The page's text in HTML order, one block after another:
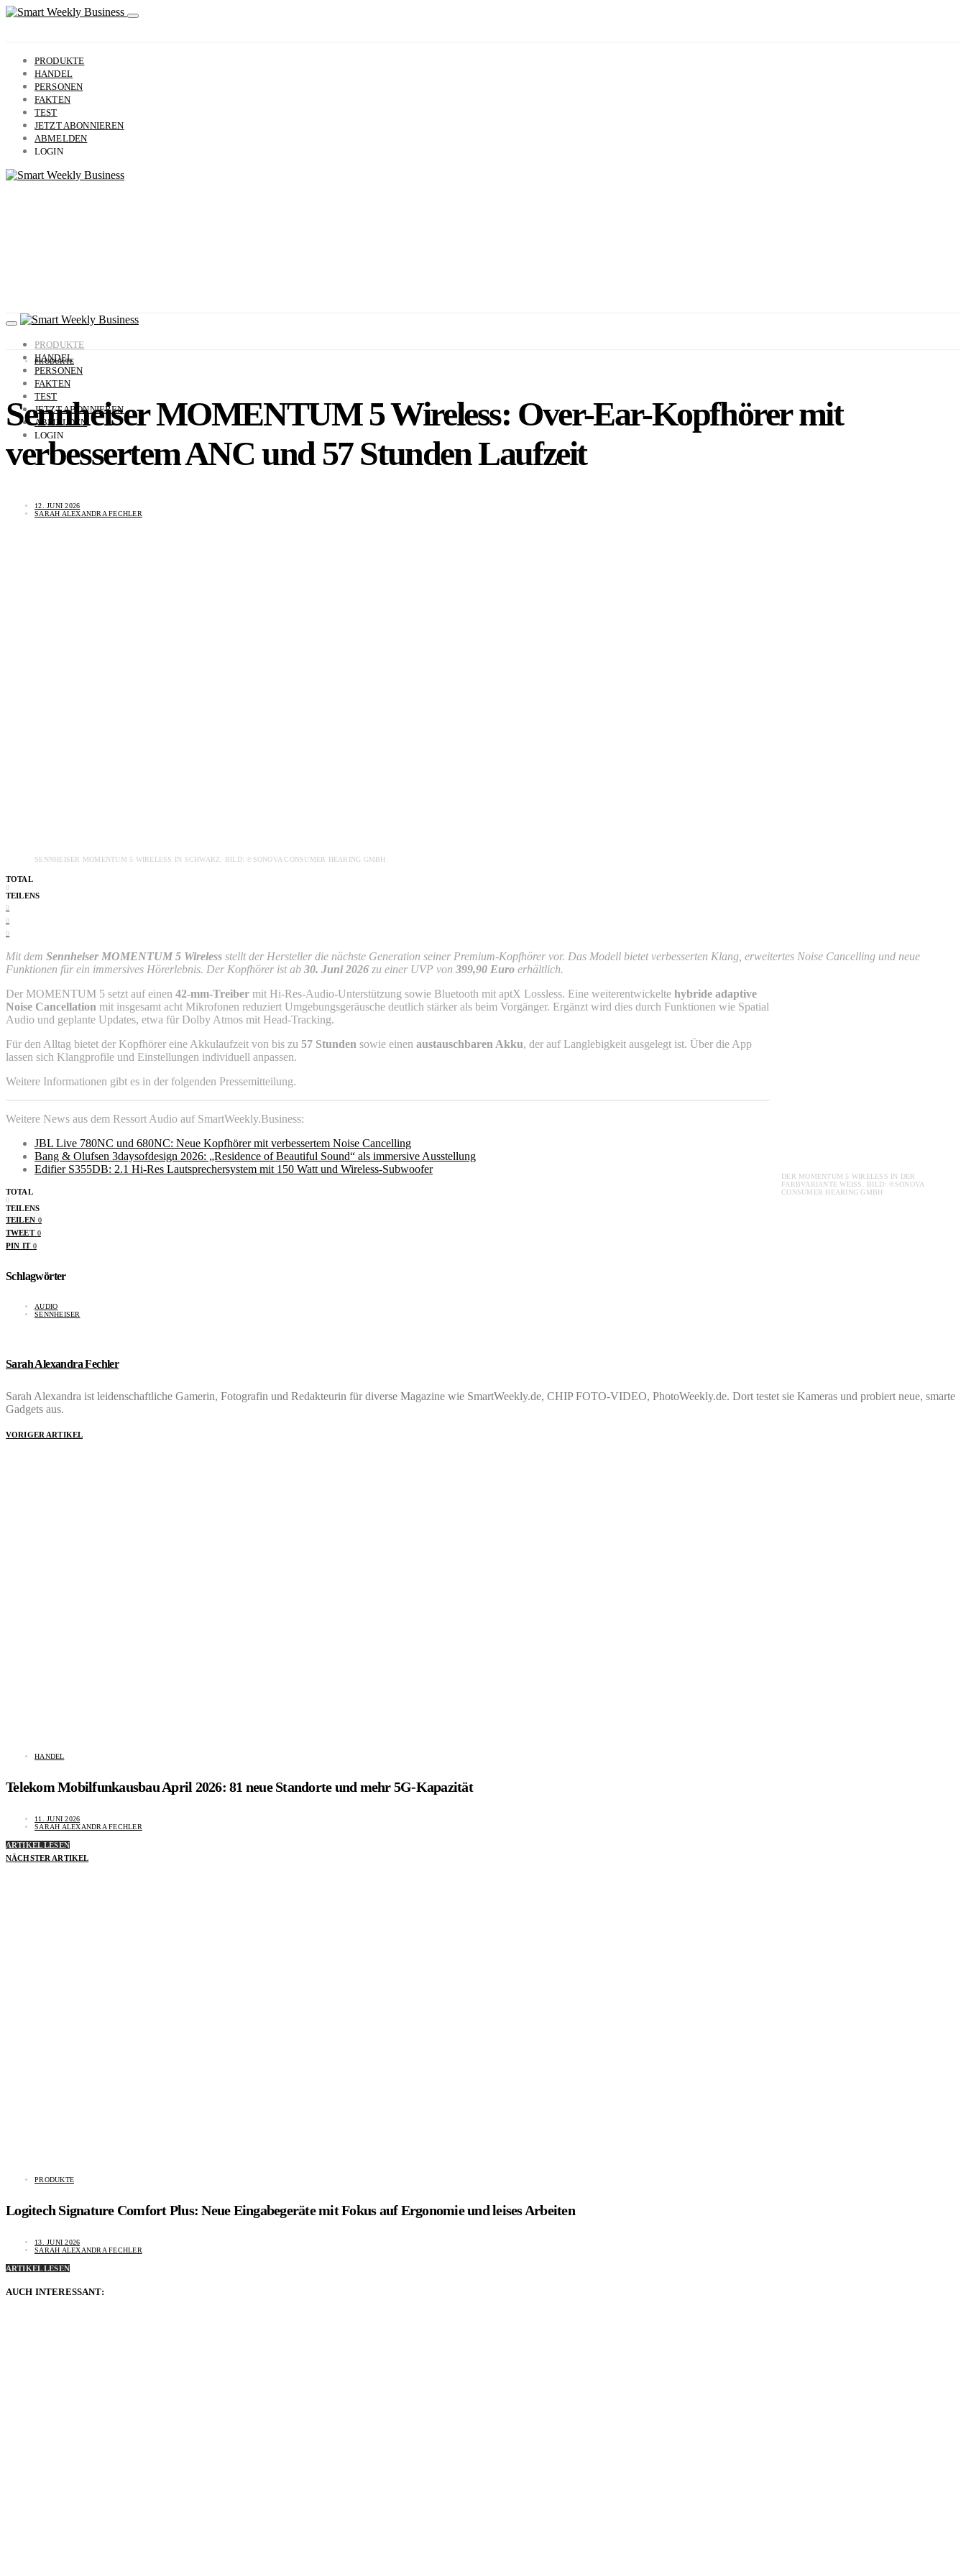
PRODUKTE
HANDEL
PERSONEN
FAKTEN
TEST
JETZT ABONNIEREN
ABMELDEN
LOGIN
PRODUKTE
HANDEL
PERSONEN
FAKTEN
TEST
JETZT ABONNIEREN
ABMELDEN
LOGIN
PRODUKTE
Sennheiser MOMENTUM 5 Wireless: Over-Ear-Kopfhörer mit
verbessertem ANC und 57 Stunden Laufzeit
12. JUNI 2026
SARAH ALEXANDRA FECHLER
SENNHEISER MOMENTUM 5 WIRELESS IN SCHWARZ. BILD: ©SONOVA CONSUMER HEARING GMBH
TOTAL
0
TEILENS
0
0
0
Mit dem Sennheiser MOMENTUM 5 Wireless stellt der Hersteller die nächste Generation seiner Premium-Kopfhörer vor. Das Modell bietet verbesserten Klang, erweitertes Noise Cancelling und neue
Funktionen für ein immersives Hörerlebnis. Der Kopfhörer ist ab 30. Juni 2026 zu einer UVP von 399,90 Euro erhältlich.
DER MOMENTUM 5 WIRELESS IN DER
FARBVARIANTE WEISS. BILD: ©SONOVA C
ONSUMER HEARING GMBH
Der MOMENTUM 5 setzt auf einen 42-mm-Treiber mit Hi-Res-Audio-Unterstützung sowie Bluetooth mit aptX Lossless. Eine weiterentwickelte hybride adaptive
Noise Cancellation mit insgesamt acht Mikrofonen reduziert Umgebungsgeräusche deutlich stärker als beim Vorgänger. Ergänzt wird dies durch Funktionen wie Spatial
Audio und geplante Updates, etwa für Dolby Atmos mit Head-Tracking.
Für den Alltag bietet der Kopfhörer eine Akkulaufzeit von bis zu 57 Stunden sowie einen austauschbaren Akku, der auf Langlebigkeit ausgelegt ist. Über die App
lassen sich Klangprofile und Einstellungen individuell anpassen.
Weitere Informationen gibt es in der folgenden Pressemitteilung.
Weitere News aus dem Ressort Audio auf SmartWeekly.Business:
JBL Live 780NC und 680NC: Neue Kopfhörer mit verbessertem Noise Cancelling
Bang & Olufsen 3daysofdesign 2026: „Residence of Beautiful Sound“ als immersive Ausstellung
Edifier S355DB: 2.1 Hi-Res Lautsprechersystem mit 150 Watt und Wireless-Subwoofer
TOTAL
0
TEILENS
TEILEN 0
TWEET 0
PIN IT 0
Schlagwörter
AUDIO
SENNHEISER
Sarah Alexandra Fechler
Sarah Alexandra ist leidenschaftliche Gamerin, Fotografin und Redakteurin für diverse Magazine wie SmartWeekly.de, CHIP FOTO-VIDEO, PhotoWeekly.de. Dort testet sie Kameras und probiert neue, smarte
Gadgets aus.
VORIGER ARTIKEL
HANDEL
Telekom Mobilfunkausbau April 2026: 81 neue Standorte und mehr 5G-Kapazität
11. JUNI 2026
SARAH ALEXANDRA FECHLER
ARTIKEL LESEN
NÄCHSTER ARTIKEL
PRODUKTE
Logitech Signature Comfort Plus: Neue Eingabegeräte mit Fokus auf Ergonomie und leises Arbeiten
13. JUNI 2026
SARAH ALEXANDRA FECHLER
ARTIKEL LESEN
AUCH INTERESSANT: